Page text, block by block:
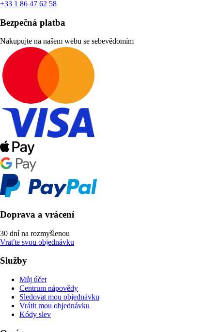
+33 1 86 47 62 58
Bezpečná platba
Nakupujte na našem webu se sebevědomím
Doprava a vrácení
30 dní na rozmyšlenou
Vraťte svou objednávku
Služby
Můj účet
Centrum nápovědy
Sledovat mou objednávku
Vrátit mou objednávku
Kódy slev